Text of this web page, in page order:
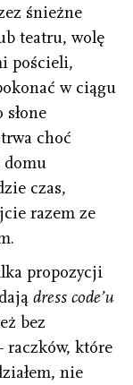
śnieżne
teatru, wolę
pościeli,
w ciągu
choć
domu
czas,
razem ze
propozycji
dress code’u
bez
raczków, które
nie